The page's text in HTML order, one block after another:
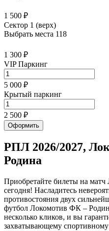
1 500 ₽
Сектор 1 (верх)
Выбрать места 118
1 300 ₽
VIP Паркинг
5 000 ₽
Крытый паркинг
2 500 ₽
Оформить
РПЛ 2026/2027,
Родина
Приобретайте билеты на
сегодня! Насладитесь
противостояния двух
футбол Локомотив ФК –
несколько кликов, и вы
захватывающему